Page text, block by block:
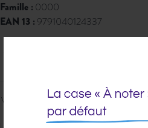
Famille : 0000
EAN 13 : 9791040124337
Veuillez vousconnecterpour ajouter
au panier cet article.